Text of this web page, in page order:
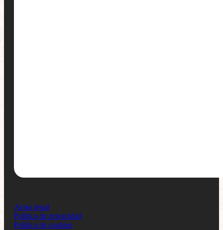
Aviso legal
Política de privacidad
Política de cookies